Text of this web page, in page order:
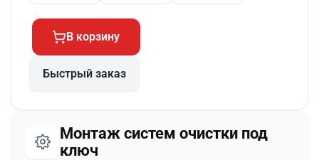
В корзину
Быстрый заказ
Монтаж систем очистки под
ключ